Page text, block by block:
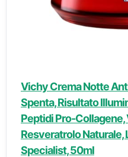
Vichy Crema Notte
Spenta, Risultato
Peptidi Pro-Collagene,
Resveratrolo
Specialist, 50ml